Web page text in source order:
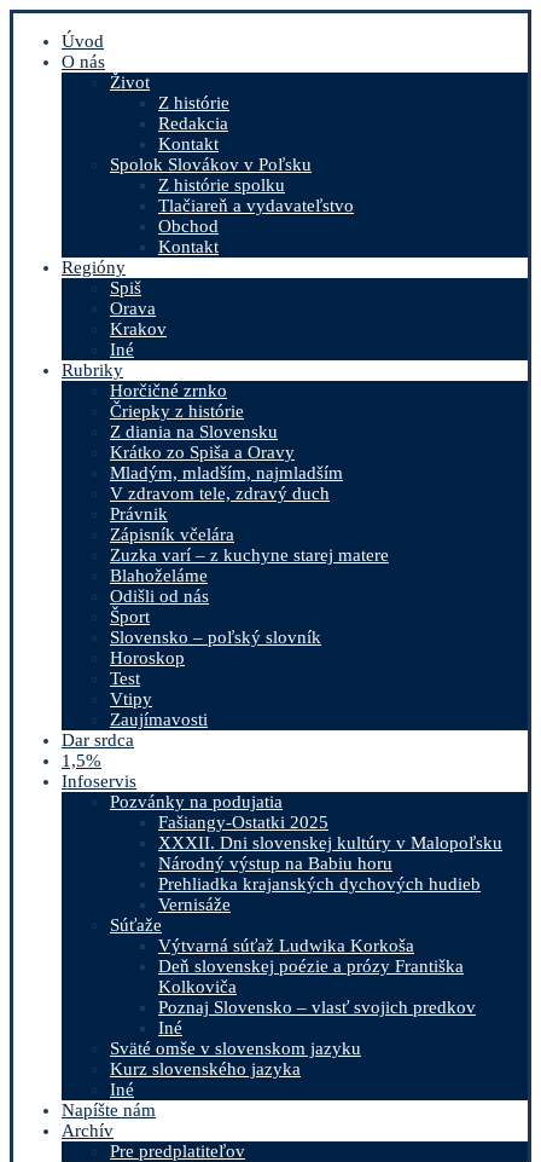
Úvod
O nás
Život
Z histórie
Redakcia
Kontakt
Spolok Slovákov v Poľsku
Z histórie spolku
Tlačiareň a vydavateľstvo
Obchod
Kontakt
Regióny
Spiš
Orava
Krakov
Iné
Rubriky
Horčičné zrnko
Čriepky z histórie
Z diania na Slovensku
Krátko zo Spiša a Oravy
Mladým, mladším, najmladším
V zdravom tele, zdravý duch
Právnik
Zápisník včelára
Zuzka varí – z kuchyne starej matere
Blahoželáme
Odišli od nás
Šport
Slovensko – poľský slovník
Horoskop
Test
Vtipy
Zaujímavosti
Dar srdca
1,5%
Infoservis
Pozvánky na podujatia
Fašiangy-Ostatki 2025
XXXII. Dni slovenskej kultúry v Malopoľsku
Národný výstup na Babiu horu
Prehliadka krajanských dychových hudieb
Vernisáže
Súťaže
Výtvarná súťaž Ludwika Korkoša
Deň slovenskej poézie a prózy Františka
Kolkoviča
Poznaj Slovensko – vlasť svojich predkov
Iné
Sväté omše v slovenskom jazyku
Kurz slovenského jazyka
Iné
Napíšte nám
Archív
Pre predplatiteľov